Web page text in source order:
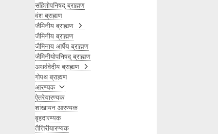
संहितोपनिषद् ब्राह्मण
वंश ब्राह्मण
जैमिनीय ब्राह्मण
जैमिनीय ब्राह्मण
जैमिनाय आर्षेय ब्राह्मण
जैमिनीयोपनिषद् ब्राह्मण
अथर्ववेदीय ब्राह्मण
गोपथ ब्राह्मण
आरण्यक
ऐतरेयारण्यक
शांखायन आरण्यक
बृहदारण्यक
तैत्तिरीयारण्यक